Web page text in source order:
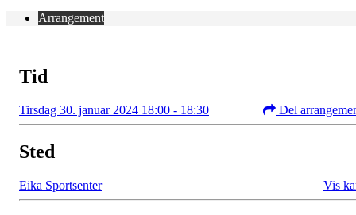
Arrangement
Tid
Tirsdag 30. januar 2024 18:00 - 18:30 Del
Sted
Eika Sportsenter Vis